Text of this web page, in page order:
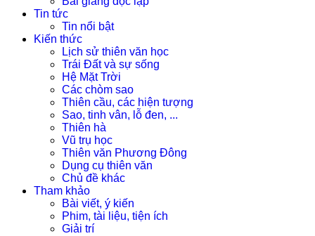
Tin tức
Tin nổi bật
Kiến thức
Lịch sử thiên văn học
Trái Đất và sự sống
Hệ Mặt Trời
Các chòm sao
Thiên cầu, các hiện tượng
Sao, tinh vân, lỗ đen, ...
Thiên hà
Vũ trụ học
Thiên văn Phương Đông
Dụng cụ thiên văn
Chủ đề khác
Tham khảo
Bài viết, ý kiến
Phim, tài liệu, tiện ích
Giải trí